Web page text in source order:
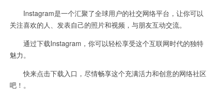
Instagram是一个汇聚了全球用户的社交网络平台，让你可以
关注喜欢的人、发表自己的照片和视频，与朋友互动交流。
通过下载Instagram，你可以轻松享受这个互联网时代的独特
魅力。
快来点击下载入口，尽情畅享这个充满活力和创意的网络社区
吧！。